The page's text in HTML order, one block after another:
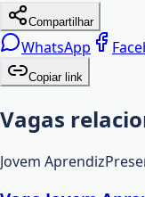
Compartilhar
WhatsApp
Copiar link
Vagas
Jovem Aprendiz